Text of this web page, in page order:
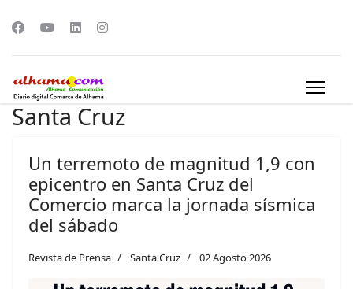
Santa Cruz
Un terremoto de magnitud 1,9 con
epicentro en Santa Cruz del
Comercio marca la jornada sísmica
del sábado
Revista de Prensa Santa Cruz 02 Agosto 2026